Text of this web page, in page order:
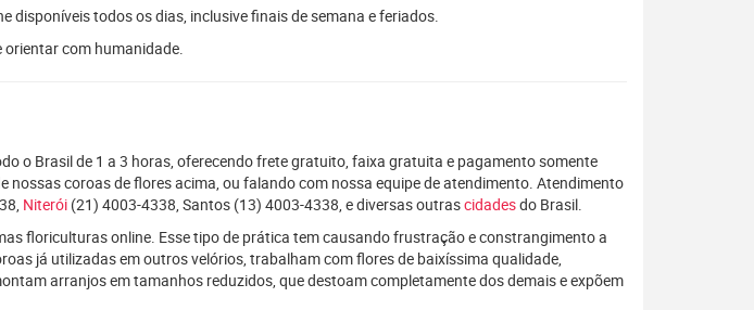
disponíveis todos os dias, inclusive finais de semana e feriados.
orientar com humanidade.
o Brasil de 1 a 3 horas, oferecendo frete gratuito, faixa gratuita e pagamento somente
coroas de flores acima, ou falando com nossa equipe de atendimento. Atendimento
Niterói (21) 4003-4338, Santos (13) 4003-4338, e diversas outrascidadesdo Brasil.
floriculturas online. Esse tipo de prática tem causando frustração e constrangimento a
já utilizadas em outros velórios, trabalham com flores de baixíssima qualidade,
arranjos em tamanhos reduzidos, que destoam completamente dos demais e expõem